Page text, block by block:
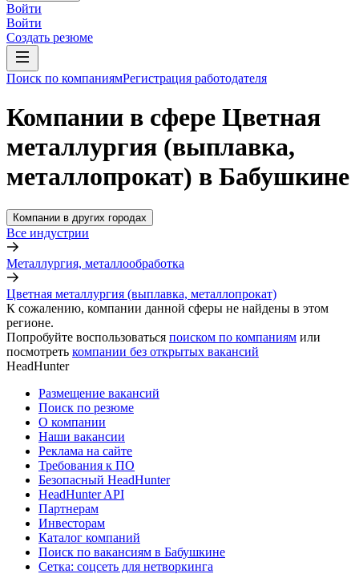
Войти
Войти
Создать резюме
Поиск по компаниямРегистрация работодателя
Компании в сфере Цветная
металлургия (выплавка,
металлопрокат) в Бабушкине
Компании в других городах
Все индустрии
Металлургия, металлообработка
Цветная металлургия (выплавка, металлопрокат)
К сожалению, компании данной сферы не найдены в этом
регионе.
Попробуйте воспользоваться поиском по компаниям или
посмотреть компании без открытых вакансий
HeadHunter
Размещение вакансий
Поиск по резюме
О компании
Наши вакансии
Реклама на сайте
Требования к ПО
Безопасный HeadHunter
HeadHunter API
Партнерам
Инвесторам
Каталог компаний
Поиск по вакансиям в Бабушкине
Сетка: соцсеть для нетворкинга